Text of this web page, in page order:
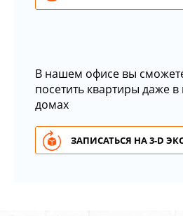
В нашем офисе вы
посетить квартиры даже
домах
ЗАПИСАТЬСЯ НА 3-D